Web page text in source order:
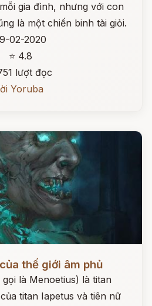
gia đình, nhưng với con
là một chiến binh tài giỏi.
02-2020
⭐ 4.8
lượt đọc
Yoruba
thế giới âm phủ
là Menoetius) là titan
titan Iapetus và tiên nữ